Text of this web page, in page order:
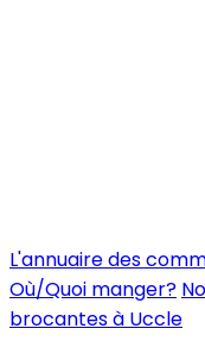
L'annuaire des
Où/Quoi manger?
brocantes à Uccle